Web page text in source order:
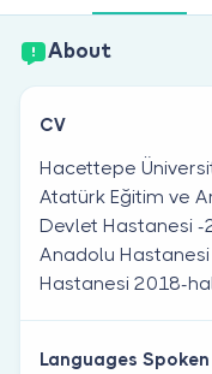
About
CV
Hacettepe
Atatürk Eğitim ve
Devlet Hastanesi -
Anadolu
Hastanesi 2018-
Languages Spoken